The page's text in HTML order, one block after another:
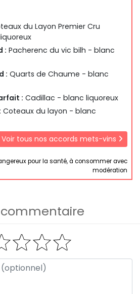
du Layon Premier Cru
: Pacherenc du vic bilh - blanc
: Quarts de Chaume - blanc
: Cadillac - blanc liquoreux
Coteaux du layon - blanc
Voir tous nos accords mets-vins
pour la santé, à consommer avec
modération
commentaire